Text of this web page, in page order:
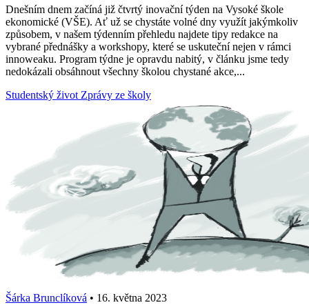
Dnešním dnem začíná již čtvrtý inovační týden na Vysoké škole
ekonomické (VŠE). Ať už se chystáte volné dny využít jakýmkoliv
způsobem, v našem týdenním přehledu najdete tipy redakce na
vybrané přednášky a workshopy, které se uskuteční nejen v rámci
innoweaku. Program týdne je opravdu nabitý, v článku jsme tedy
nedokázali obsáhnout všechny školou chystané akce,...
Studentský život Zprávy ze školy
Šárka Brunclíková • 16. května 2023